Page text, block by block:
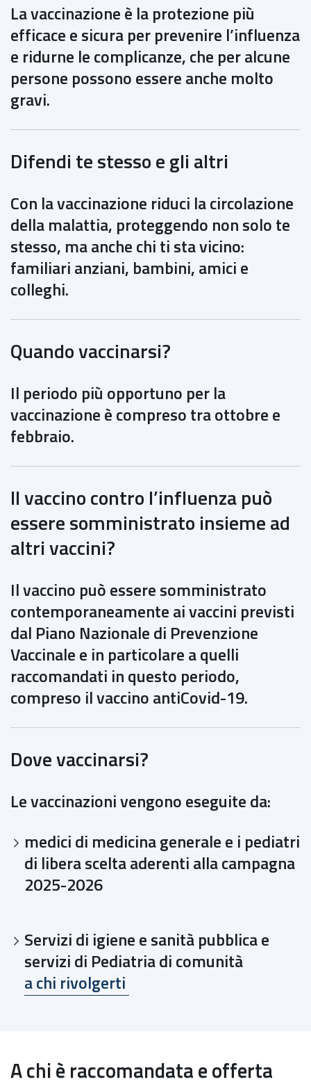
La vaccinazione è la protezione più
efficace e sicura per prevenire l’influenza
e ridurne le complicanze, che per alcune
persone possono essere anche molto
gravi.
Difendi te stesso egli altri
Con la vaccinazione riduci la circolazione
della malattia, proteggendo non solo te
stesso, ma anche chi ti sta vicino:
familiari anziani, bambini, amici e
colleghi.
Quandovaccinarsi?
Il periodo più opportuno per la
vaccinazione è compreso tra ottobre e
febbraio.
Il vaccino contro l’influenza può
essere somministrato insieme ad
altri vaccini?
Il vaccino può essere somministrato
contemporaneamente ai vaccini previsti
dal Piano Nazionale di Prevenzione
Vaccinale e in particolare a quelli
raccomandati in questo periodo,
compreso il vaccino antiCovid-19.
Dove vaccinarsi?
Le vaccinazioni vengono eseguite da:
medici di medicina generale e i pediatri
di libera scelta aderenti alla campagna
2025-2026
Servizi di igiene e sanità pubblica e
servizi di Pediatria di comunità
a chi rivolgerti
A chi è raccomandata e offerta